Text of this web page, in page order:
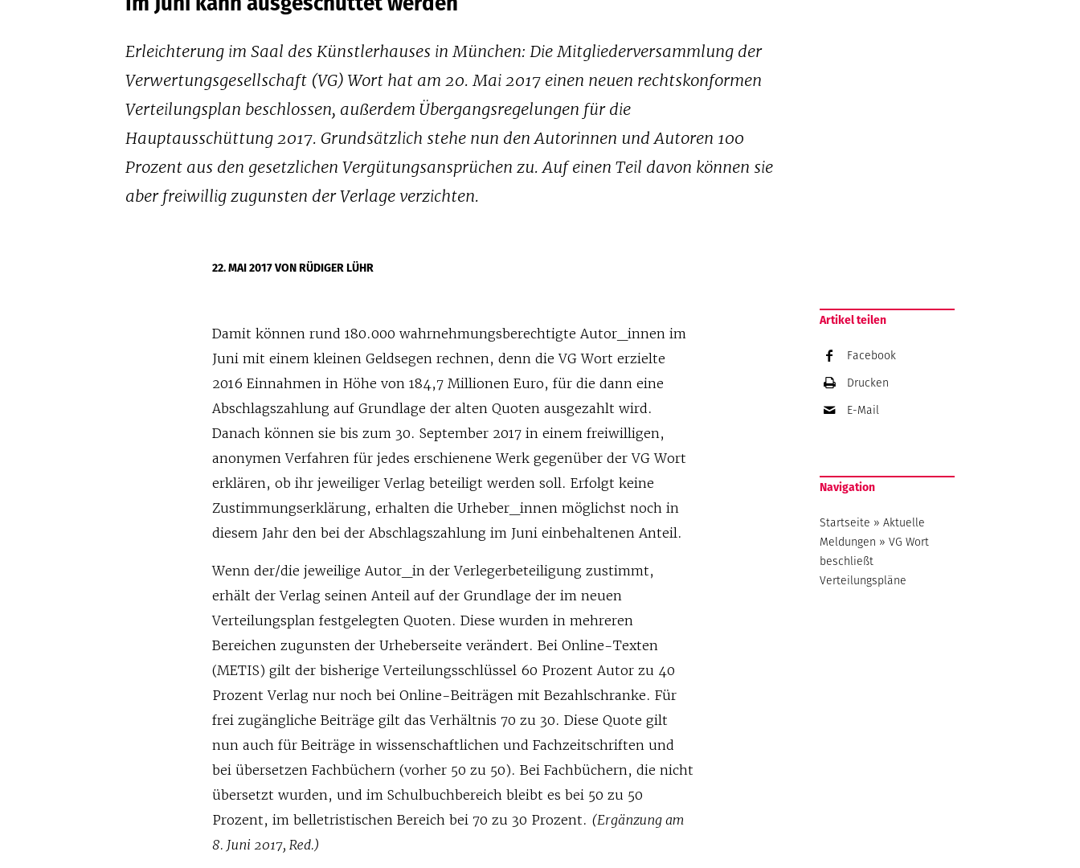
Erleichterung im Saal des Künstlerhauses in München: Die Mitgliederversammlung der
Verwertungsgesellschaft (VG) Wort hat am 20. Mai 2017 einen neuen rechtskonformen
Verteilungsplan beschlossen, außerdem Übergangsregelungen für die
Hauptausschüttung 2017. Grundsätzlich stehe nun den Autorinnen und Autoren 100
Prozent aus den gesetzlichen Vergütungsansprüchen zu. Auf einen Teil davon können sie
aber freiwillig zugunsten der Verlage verzichten.
22. MAI 2017VON RÜDIGER LÜHR
Damit können rund 180.000 wahrnehmungsberechtigte Autor_innen im
Juni mit einem kleinen Geldsegen rechnen, denn die VG Wort erzielte
2016 Einnahmen in Höhe von 184,7 Millionen Euro, für die dann eine
Abschlagszahlung auf Grundlage der alten Quoten ausgezahlt wird.
Danach können sie bis zum 30. September 2017 in einem freiwilligen,
anonymen Verfahren für jedes erschienene Werk gegenüber der VG Wort
erklären, ob ihr jeweiliger Verlag beteiligt werden soll. Erfolgt keine
Zustimmungserklärung, erhalten die Urheber_innen möglichst noch in
diesem Jahr den bei der Abschlagszahlung im Juni einbehaltenen Anteil.
Wenn der/die jeweilige Autor_in der Verlegerbeteiligung zustimmt,
erhält der Verlag seinen Anteil auf der Grundlage der im neuen
Verteilungsplan festgelegten Quoten. Diese wurden in mehreren
Bereichen zugunsten der Urheberseite verändert. Bei Online-Texten
(METIS) gilt der bisherige Verteilungsschlüssel 60 Prozent Autor zu 40
Prozent Verlag nur noch bei Online-Beiträgen mit Bezahlschranke. Für
frei zugängliche Beiträge gilt das Verhältnis 70 zu 30. Diese Quote gilt
nun auch für Beiträge in wissenschaftlichen und Fachzeitschriften und
bei übersetzen Fachbüchern (vorher 50 zu 50). Bei Fachbüchern, die nicht
übersetzt wurden, und im Schulbuchbereich bleibt es bei 50 zu 50
Prozent, im belletristischen Bereich bei 70 zu 30 Prozent. (Ergänzung am
8. Juni 2017, Red.)
Artikel teilen
Facebook
Drucken
E-Mail
Navigation
Startseite »Aktuelle
Meldungen »VG Wort
beschließt
Verteilungspläne